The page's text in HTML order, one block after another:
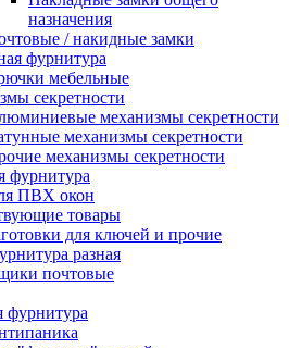
назначения
/ накидные замки
фурнитура
мебельные
секретности
механизмы секретности
механизмы секретности
механизмы секретности
фурнитура
ПВХ окон
товары
для ключей и прочие
разная
почтовые
фурнитура